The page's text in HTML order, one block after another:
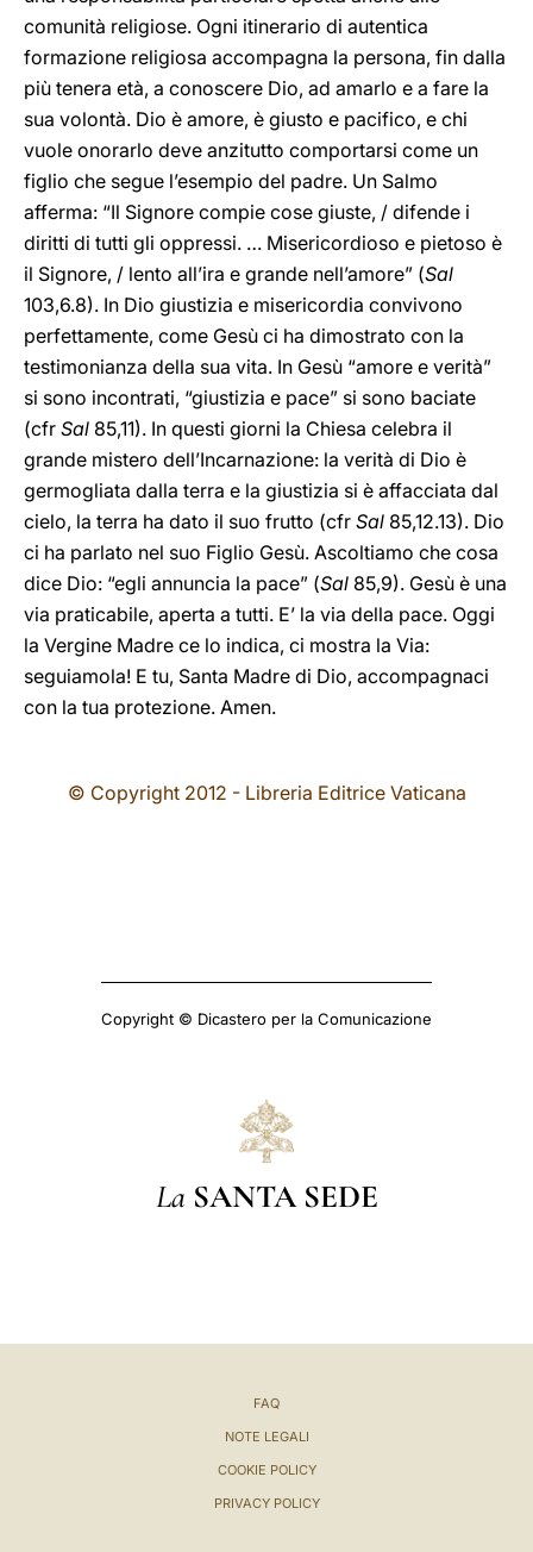
comunità religiose. Ogni itinerario di autentica
formazione religiosa accompagna la persona, fin dalla
più tenera età, a conoscere Dio, ad amarlo e a fare la
sua volontà. Dio è amore, è giusto e pacifico, e chi
vuole onorarlo deve anzitutto comportarsi come un
figlio che segue l’esempio del padre. Un Salmo
afferma: “Il Signore compie cose giuste, / difende i
diritti di tutti gli oppressi. … Misericordioso e pietoso è
il Signore, / lento all’ira e grande nell’amore” (Sal
103,6.8). In Dio giustizia e misericordia convivono
perfettamente, come Gesù ci ha dimostrato con la
testimonianza della sua vita. In Gesù “amore e verità”
si sono incontrati, “giustizia e pace” si sono baciate
(cfr Sal 85,11). In questi giorni la Chiesa celebra il
grande mistero dell’Incarnazione: la verità di Dio è
germogliata dalla terra e la giustizia si è affacciata dal
cielo, la terra ha dato il suo frutto (cfr Sal 85,12.13). Dio
ci ha parlato nel suo Figlio Gesù. Ascoltiamo che cosa
dice Dio: “egli annuncia la pace” (Sal 85,9). Gesù è una
via praticabile, aperta a tutti. E’ la via della pace. Oggi
la Vergine Madre ce lo indica, ci mostra la Via:
seguiamola! E tu, Santa Madre di Dio, accompagnaci
con la tua protezione. Amen.
© Copyright 2012 - Libreria Editrice Vaticana
Copyright © Dicastero per la Comunicazione
La SANTA SEDE
FAQ
NOTE LEGALI
COOKIE POLICY
PRIVACY POLICY